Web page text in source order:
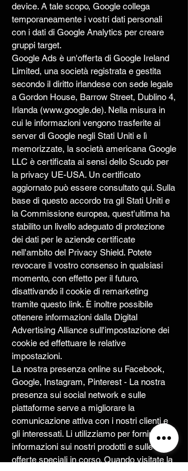
device. A tale scopo, Google collega
temporaneamente i vostri dati personali
con i dati di Google Analytics per creare
gruppi target.
Google Ads è un'offerta di Google Ireland
Limited, una società registrata e gestita
secondo il diritto irlandese con sede legale
a Gordon House, Barrow Street, Dublino 4,
Irlanda (www.google.de). Nella misura in
cui le informazioni vengono trasferite ai
server di Google negli Stati Uniti e lì
memorizzate, la società americana Google
LLC è certificata ai sensi dello Scudo per
la privacy UE-USA. Un certificato
aggiornato può essere consultato qui. Sulla
base di questo accordo tra gli Stati Uniti e
la Commissione europea, quest'ultima ha
stabilito un livello adeguato di protezione
dei dati per le aziende certificate
nell'ambito del Privacy Shield. Potete
revocare il vostro consenso in qualsiasi
momento, con effetto per il futuro,
disattivando il cookie di remarketing
tramite questo link. È inoltre possibile
ottenere informazioni dalla Digital
Advertising Alliance sull'impostazione dei
cookie ed effettuare le relative
impostazioni.
La nostra presenza online su Facebook,
Google, Instagram, Pinterest - La nostra
presenza sui social network e sulle
piattaforme serve a migliorare la
comunicazione attiva con i nostri clienti e
gli interessati. Li utilizziamo per fornire
informazioni sui nostri prodotti e sulle
offerte speciali in corso. Quando visitate la